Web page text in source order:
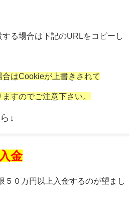
る場合は下記のURLをコピーし
合はCookieが上書きされて
すのでご注意下さい。
↓
金
５０万円以上入金するのが望まし